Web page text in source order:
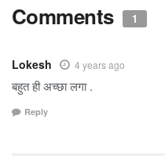
Comments 1
Lokesh 4 years ago
बहुत ही अच्छा लगा .
Reply